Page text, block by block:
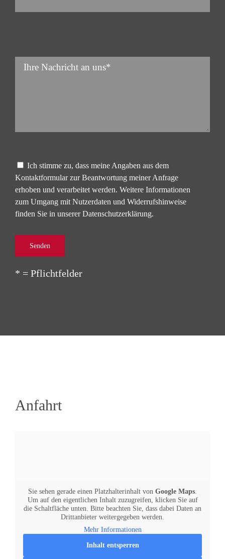
Feld
leer.
Feld
leer.
lasse
dieses
Feld
leer.
Ich stimme zu, dass meine Angaben aus dem
Kontaktformular zur Beantwortung meiner Anfrage
erhoben und verarbeitet werden. Weitere Informationen
zum Umgang mit Nutzerdaten und Widerrufshinweise
finden Sie in unsererDatenschutzerklärung.
* = Pflichtfelder
Anfahrt
Sie sehen gerade einen Platzhalterinhalt von Google Maps
Um auf den eigentlichen Inhalt zuzugreifen, klicken Sie auf
die Schaltfläche unten. Bitte beachten Sie, dass dabei Daten an
Drittanbieter weitergegeben werden.
Mehr Informationen
Inhalt entsperren